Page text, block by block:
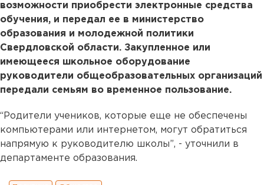
возможности приобрести электронные средства
обучения, и передал ее в министерство
образования и молодежной политики
Свердловской области. Закупленное или
имеющееся школьное оборудование
руководители общеобразовательных организаций
передали семьям во временное пользование.
“Родители учеников, которые еще не обеспечены
компьютерами или интернетом, могут обратиться
напрямую к руководителю школы”, - уточнили в
департаменте образования.